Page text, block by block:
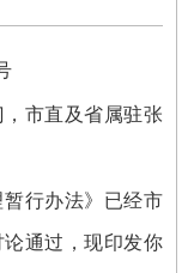
市直及省属驻张
暂行办法》已经市
论通过，现印发你